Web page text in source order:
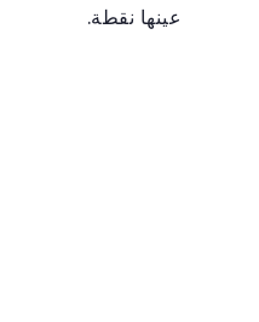
عينها نقطة.